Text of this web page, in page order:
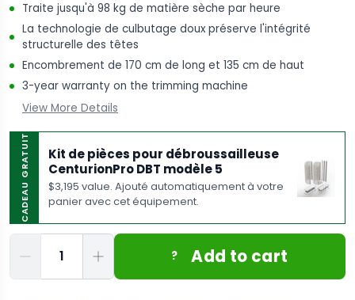
Traite jusqu'à 98 kg de matière sèche par heure
La technologie de culbutage doux préserve l'intégrité
structurelle des têtes
Encombrement de 170 cm de long et 135 cm de haut
3-year warranty on the trimming machine
View More Details
CADEAU GRATUIT
Kit de pièces pour débroussailleuse
CenturionPro DBT modèle 5
$3,195 value. Ajouté automatiquement à votre
panier avec cet équipement.
? Add to cart